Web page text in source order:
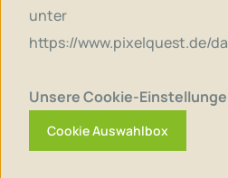
unter
https://www.pixelquest.de/
Unsere Cookie-
Cookie Auswahlbox